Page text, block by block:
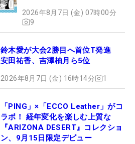
2026年8月7日 (金) 07時00分
9
鈴木愛が大会2勝目へ首位T発進
安田祐香、吉澤柚月ら5位
2026年8月7日 (金) 16時14分 1
「PING」×「ECCO Leather」がコ
ラボ！ 経年変化を楽しむ上質な
『ARIZONA DESERT』コレクショ
ン、9月15日限定デビュー